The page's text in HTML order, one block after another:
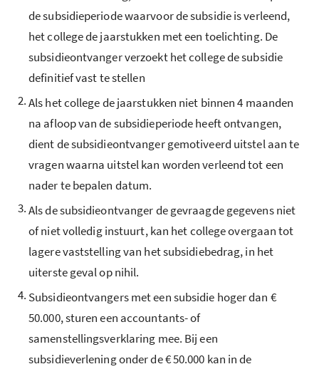
de subsidieperiode waarvoor de subsidie is verleend,
het college de jaarstukken met een toelichting. De
subsidieontvanger verzoekt het college de subsidie
definitief vast te stellen
2.Als het college de jaarstukken niet binnen 4 maanden
na afloop van de subsidieperiode heeft ontvangen,
dient de subsidieontvanger gemotiveerd uitstel aan te
vragen waarna uitstel kan worden verleend tot een
nader te bepalen datum.
3.Als de subsidieontvanger de gevraagde gegevens niet
of niet volledig instuurt, kan het college overgaan tot
lagere vaststelling van het subsidiebedrag, in het
uiterste geval op nihil.
4. Subsidieontvangers met een subsidie hoger dan €
50.000, sturen een accountants- of
samenstellingsverklaring mee. Bij een
subsidieverlening onder de € 50.000 kan in de